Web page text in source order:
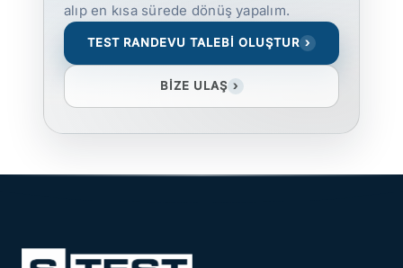
alıp en kısa sürede dönüş yapalım.
TEST RANDEVU TALEBİ OLUŞTUR ›
BİZE ULAŞ ›